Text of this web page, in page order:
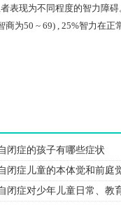
表现为不同程度的智力障
为50 ~ 69) , 25%智力在
闭症的孩子有哪些症状
闭症儿童的本体觉和前庭
闭症对少年儿童日常、教